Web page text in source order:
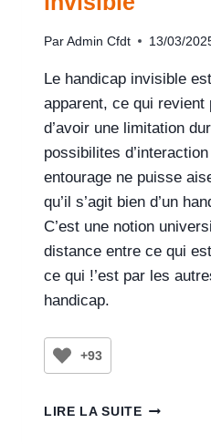
Par Admin Cfdt 13/03/
Le handicap invisible
apparent, ce qui revient
d’avoir une limitation
possibilites
entourage ne puisse
qu’il s’agit bien d’un
C’est une notion
distance entre ce qui
ce qui !’est par les
handicap.
+93
LIRE LA SUITE